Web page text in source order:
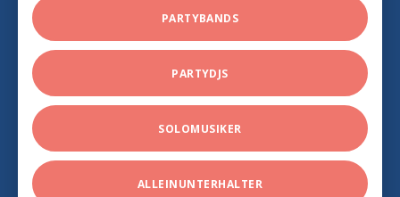
PARTYBANDS
PARTYDJS
SOLOMUSIKER
ALLEINUNTERHALTER